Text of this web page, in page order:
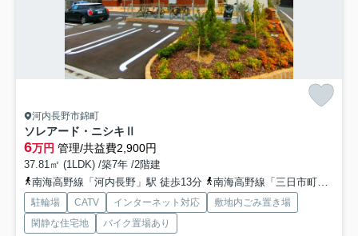
河内長野市錦町
ソレアード・ニシキⅡ
6万円 管理/共益費2,900円
37.81㎡ (1LDK) /築7年 /2階建
南海高野線「河内長野」駅 徒歩13分
南海高野線「三日市町」駅 徒歩28分
駐輪場 CATV インターネット対応
敷地内ごみ置き場
閑静な住宅地
バイク置場あり